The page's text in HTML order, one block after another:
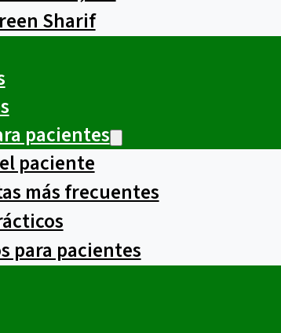
Sharif
pacientes
paciente
más frecuentes
para pacientes